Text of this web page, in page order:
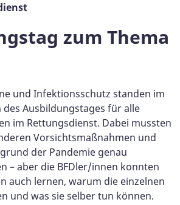
zum Thema
und Infektionsschutz standen im
des Ausbildungstages für alle
im Rettungsdienst. Dabei mussten
Vorsichtsmaßnahmen und
der Pandemie genau
– aber die BFDler/innen konnten
auch lernen, warum die einzelnen
und was sie selber tun können.